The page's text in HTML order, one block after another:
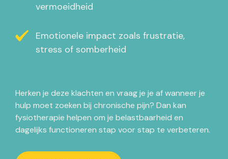
vermoeidheid
Emotionele impact zoals frustratie,
stress of somberheid
Herken je deze klachten en vraag je je af wanneer je
hulp moet zoeken bij chronische pijn? Dan kan
fysiotherapie helpen om je belastbaarheid en
dagelijks functioneren stap voor stap te verbeteren.